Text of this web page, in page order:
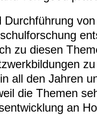
Durchführung
zu diesen
all den Jahren
die Themen
an